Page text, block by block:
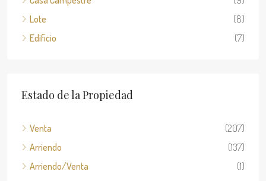
Lote
(8)
Edificio
(7)
Estado de la Propiedad
Venta
(207)
Arriendo
(137)
Arriendo/Venta
(1)